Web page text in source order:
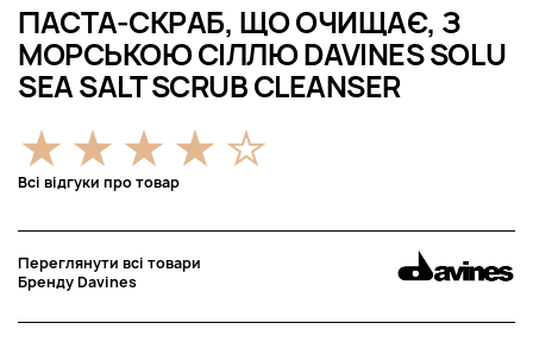
ПАСТА-СКРАБ, ЩО ОЧИЩАЄ, З
МОРСЬКОЮ СІЛЛЮ DAVINES SOLU
SEA SALT SCRUB CLEANSER
Всі відгуки про товар
Переглянути всі товари
Бренду Davines